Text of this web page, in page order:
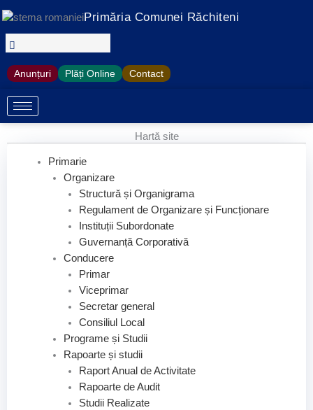
la
conținut
Primăria Comunei Răchiteni
Anunțuri Plăți Online Contact
Hartă site
Primarie
Organizare
Structură și Organigrama
Regulament de Organizare și Funcționare
Instituții Subordonate
Guvernanță Corporativă
Conducere
Primar
Viceprimar
Secretar general
Consiliul Local
Programe și Studii
Rapoarte și studii
Raport Anual de Activitate
Rapoarte de Audit
Studii Realizate